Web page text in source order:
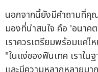
นอกจากนี้ยังมีคำถามที่คุ
มองที่น่าสนใจ คือ 'อนาคต
เราควรเตรียมพร้อมแค่
"ในแง่ของฟินเทค เราใน